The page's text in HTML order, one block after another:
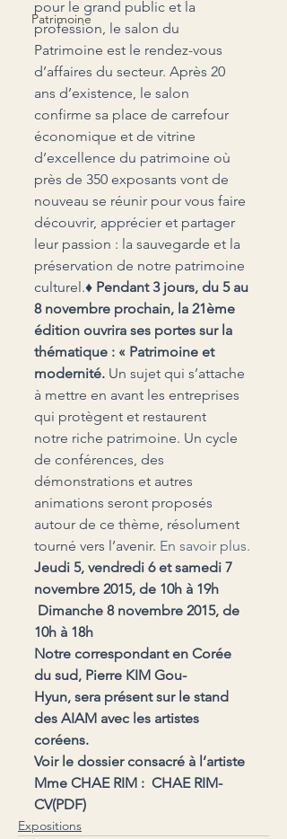
Patrimoine
pour le grand public et la
profession, le salon du
Patrimoine est le rendez-vous
d’affaires du secteur. Après 20
ans d’existence, le salon
confirme sa place de carrefour
économique et de vitrine
d’excellence du patrimoine où
près de 350 exposants vont de
nouveau se réunir pour vous faire
découvrir, apprécier et partager
leur passion : la sauvegarde et la
préservation de notre patrimoine
culturel.♦ Pendant 3 jours, du 5 au
8 novembre prochain, la 21ème
édition ouvrira ses portes sur la
thématique : « Patrimoine et
modernité. Un sujet qui s’attache
à mettre en avant les entreprises
qui protègent et restaurent
notre riche patrimoine. Un cycle
de conférences, des
démonstrations et autres
animations seront proposés
autour de ce thème, résolument
tourné vers l’avenir. En savoir plus.
Jeudi 5, vendredi 6 et samedi 7
10h à 18h
Notre correspondant en Corée
du sud, Pierre KIM Gou-
Hyun, sera présent sur le stand
des AIAM avec les artistes
coréens.
Voir le dossier consacré à l’artiste
Mme CHAE RIM :  CHAE RIM-
CV(PDF)
Expositions